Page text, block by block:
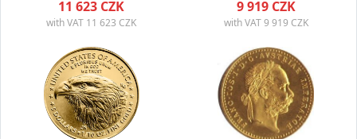
11 623 CZK
with VAT 11 623 CZK
9 919 CZK
with VAT9 919 CZK